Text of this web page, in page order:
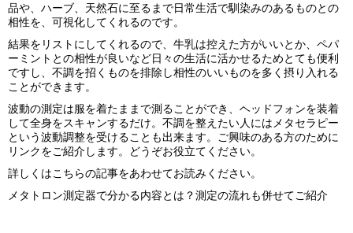
品や、ハーブ、天然石に至るまで日常生活で馴染みのあるものとの
相性を、可視化してくれるのです。
結果をリストにしてくれるので、牛乳は控えた方がいいとか、ペパ
ーミントとの相性が良いなど日々の生活に活かせるためとても便利
ですし、不調を招くものを排除し相性のいいものを多く摂り入れる
ことができます。
波動の測定は服を着たままで測ることができ、ヘッドフォンを装着
して全身をスキャンするだけ。不調を整えたい人にはメタセラピー
という波動調整を受けることも出来ます。ご興味のある方のために
リンクをご紹介します。どうぞお役立てください。
詳しくはこちらの記事をあわせてお読みください。
メタトロン測定器で分かる内容とは？測定の流れも併せてご紹介